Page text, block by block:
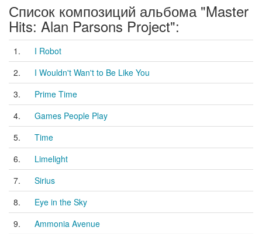
Список композиций альбома "Master
Hits: Alan Parsons Project":
1.
I Robot
2.
I Wouldn't Wan't to Be Like You
3.
Prime Time
4.
Games People Play
5.
Time
6.
Limelight
7.
Sirius
8.
Eye in the Sky
9.
Ammonia Avenue